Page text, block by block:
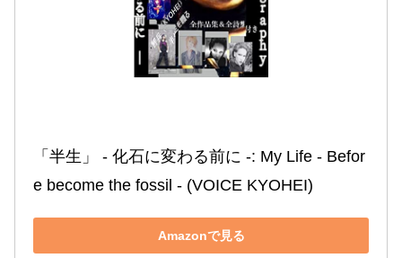
「半生」 ‐ 化石に変わる前に ‐: My Life ‐ Befor
e become the fossil ‐ (VOICE KYOHEI)
Amazonで見る